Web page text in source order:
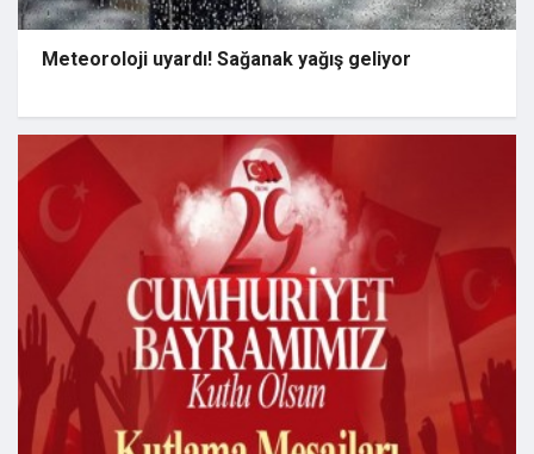
Meteoroloji uyardı! Sağanak yağış geliyor